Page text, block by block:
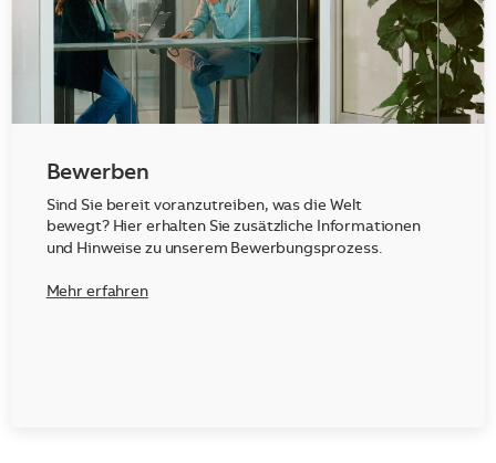
Bewerben
Sind Sie bereit voranzutreiben, was die Welt
bewegt? Hier erhalten Sie zusätzliche Informationen
und Hinweise zu unserem Bewerbungsprozess.
Mehr erfahren